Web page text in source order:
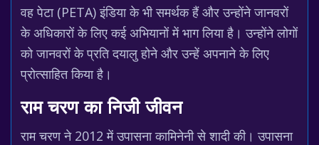
वह पेटा (PETA) इंडिया के भी समर्थक हैं और उन्होंने जानवरों
के अधिकारों के लिए कई अभियानों में भाग लिया है। उन्होंने लोगों
को जानवरों के प्रति दयालु होने और उन्हें अपनाने के लिए
प्रोत्साहित किया है।
राम चरण का निजी जीवन
राम चरण ने 2012 में उपासना कामिनेनी से शादी की। उपासना